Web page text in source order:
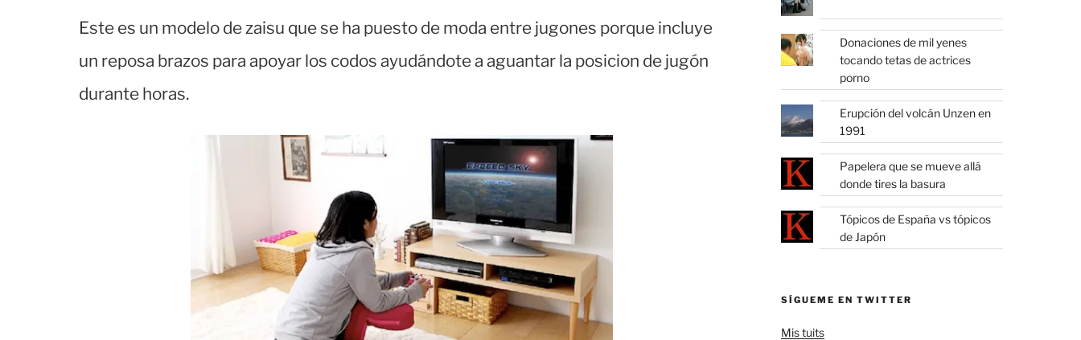
Este es un modelo de zaisu que se ha puesto de moda entre jugones porque incluye
un reposa brazos para apoyar los codos ayudándote a aguantar la posicion de jugón
durante horas.
Donaciones de mil yenes
tocando tetas de actrices
porno
Erupción del volcán Unzen en
1991
Papelera que se mueve allá
donde tires la basura
Tópicos de España vs tópicos
de Japón
SÍGUEME EN TWITTER
Mis tuits